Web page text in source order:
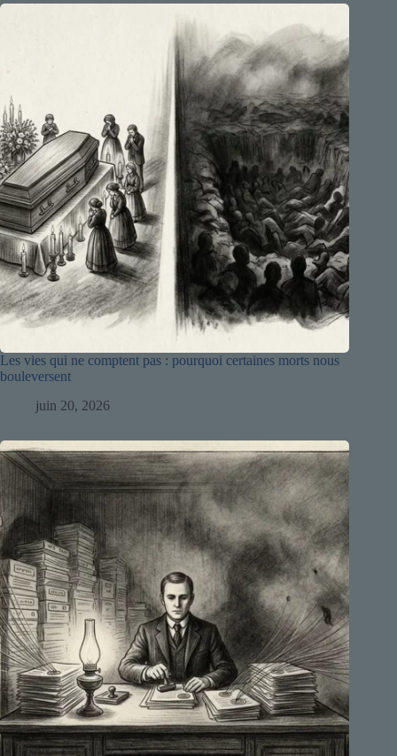
Les vies qui ne comptent pas : pourquoi certaines morts nous
bouleversent
juin 20, 2026